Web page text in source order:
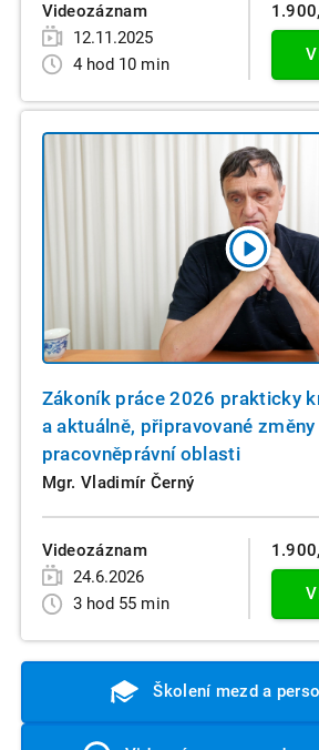
Videozáznam
12.11.2025
4 hod 10 min
Zákoník práce 2026 prakticky
a aktuálně, připravované změny
pracovněprávní oblasti
Mgr. Vladimír Černý
Videozáznam
24.6.2026
3 hod 55 min
Školení mezd a